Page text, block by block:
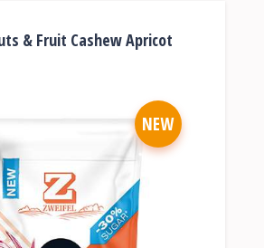
& Fruit Cashew Apricot
NEW